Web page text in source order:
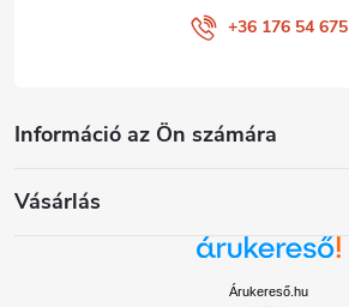
Információ az Ön számára
Vásárlás
+36 176 54 675
Árukereső.hu